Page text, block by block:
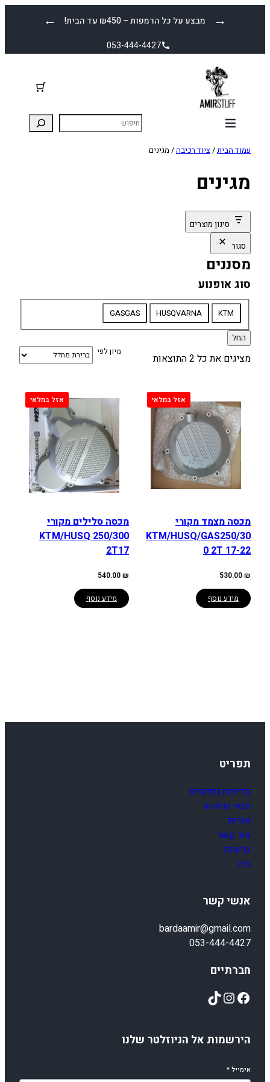
← מבצע על כל הרמפות – ₪450 עד הבית! →
053-444-4427
עמוד הבית/ ציוד רכיבה/ מגינים
מגינים
סינון מוצרים
סגור
מסננים
סוג אופנוע
סוג
אופנוע
KTM
HUSQVARNA
GASGAS
החל
מציגים את כל ⁦2⁩ התוצאות מיון לפי
מכסה מצמד מקורי
KTM/HUSQ/GAS250/30
0 2T 17-22
530.00₪
מידע נוסף
מכסה סלילים מקורי
KTM/HUSQ 250/300
2T17
540.00₪
מידע נוסף
תפריט
מדיניות ופרטיות
תנאי שימוש
אודות
צור קשר
נגישות
בית
אנשי קשר
bardaamir@gmail.com
053-444-4427
חברתיים
Facebook
Instagram
TikTok
הירשמות אל הניוזלטר שלנו
אימייל*